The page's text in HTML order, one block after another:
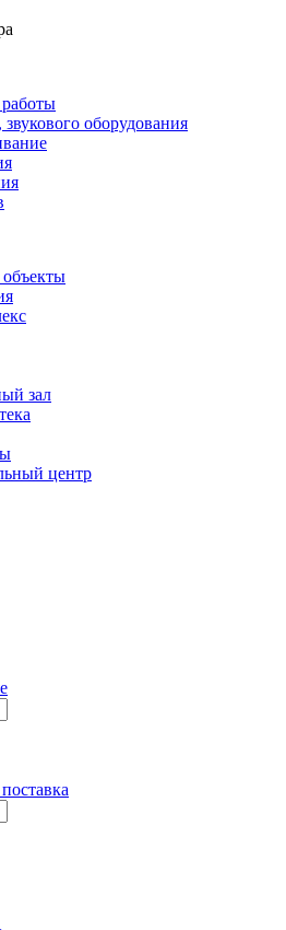
оборудования
зал
центр